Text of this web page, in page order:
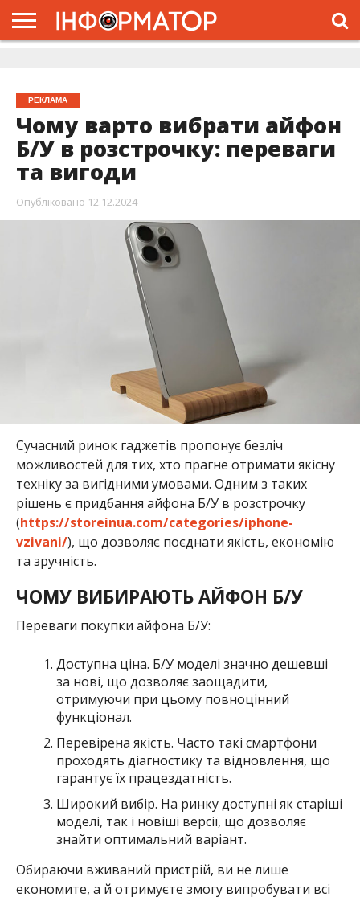
РЕКЛАМА
Чому варто вибрати айфон
Б/У в розстрочку: переваги
та вигоди
Опубліковано 12.12.2024
Сучасний ринок гаджетів пропонує безліч
можливостей для тих, хто прагне отримати якісну
техніку за вигідними умовами. Одним з таких
рішень є придбання айфона Б/У в розстрочку
(https://storeinua.com/categories/iphone-
vzivani/), що дозволяє поєднати якість, економію
та зручність.
ЧОМУ ВИБИРАЮТЬ АЙФОН Б/У
Переваги покупки айфона Б/У:
Доступна ціна. Б/У моделі значно дешевші
за нові, що дозволяє заощадити,
отримуючи при цьому повноцінний
функціонал.
Перевірена якість. Часто такі смартфони
проходять діагностику та відновлення, що
гарантує їх працездатність.
Широкий вибір. На ринку доступні як старіші
моделі, так і новіші версії, що дозволяє
знайти оптимальний варіант.
Обираючи вживаний пристрій, ви не лише
економите, а й отримуєте змогу випробувати всі